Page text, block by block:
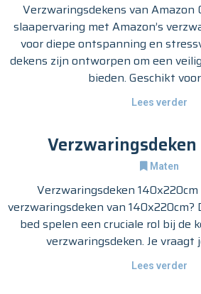
Verzwaringsdekens van
slaapervaring met Amazon’s
voor diepe ontspanning en
dekens zijn ontworpen om een
bieden. Geschikt
Lees verder
Maten
Verzwaringsdeken
verzwaringsdeken van
bed spelen een cruciale rol bij de
verzwaringsdeken. Je
Lees verder